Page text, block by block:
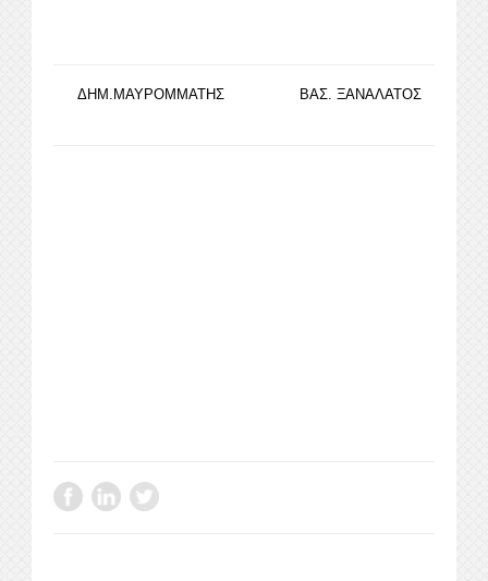
ΔΗΜ.ΜΑΥΡΟΜΜΑΤΗΣ ΒΑΣ. ΞΑΝΑΛΑΤΟΣ